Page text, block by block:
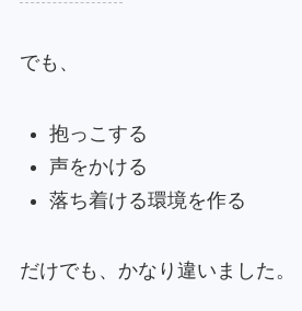
でも、
抱っこする
声をかける
落ち着ける環境を作る
だけでも、かなり違いました。